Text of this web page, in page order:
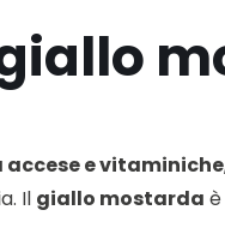
e vitaminiche
Il giallo mostarda